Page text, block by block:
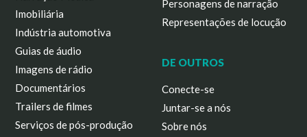
Imobiliária
Indústria automotiva
Guias de áudio
Imagens de rádio
Documentários
Trailers de filmes
Serviços de pós-produção
Personagens de narração
Representações de locução
DE OUTROS
Conecte-se
Juntar-se a nós
Sobre nós